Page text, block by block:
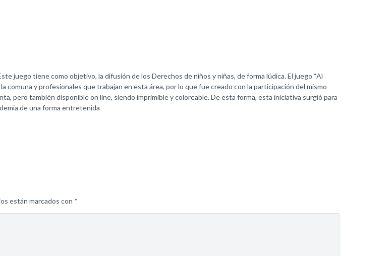
juego tiene como objetivo, la difusión de los Derechos de niños y niñas, de forma lúdica. El juego “Al
comuna y profesionales que trabajan en esta área, por lo que fue creado con la participación del mismo
pero también disponible on line, siendo imprimible y coloreable. De esta forma, esta iniciativa surgió para
de una forma entretenida
están marcados con *